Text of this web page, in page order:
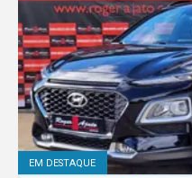
EM DESTAQUE